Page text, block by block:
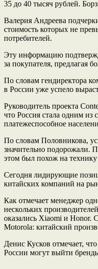
35 до 40 тысяч рублей.
Валерия Андреева
стоимость которых не
потребителей.
Эту информацию
за покупателя, предлагая
По словам гендиректора
в России уже успело
Руководитель проекта
что Россия стала одним
платежеспособное
По словам Половникова,
значительно подорожали.
этом был похож на технику
Сегодня лидирующие
китайских компаний на
Как отмечает менеджер
нескольких
оказались Xiaomi и Honor.
Motorola: китайский
Денис Кусков отмечает,
России могут выйти